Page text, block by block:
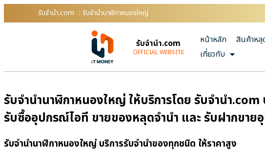
รับจํานํา.com : รับจำนำนาฬิกาหนองใหญ่
รับจํานํา.com
OFFICIAL WEBSITE
หน้าหลัก สินค้าหลุ
เกี่ยวกับ
รับจำนำนาฬิกาหนองใหญ่ ให้บริการโดย รับจํานํา
รับซื้ออุปกรณ์ไอที ขายของหลุดจำนำ และ รับฝากขาย
รับจำนำนาฬิกาหนองใหญ่ บริการรับจำนำของทุกชนิด ให้ราคาสูง